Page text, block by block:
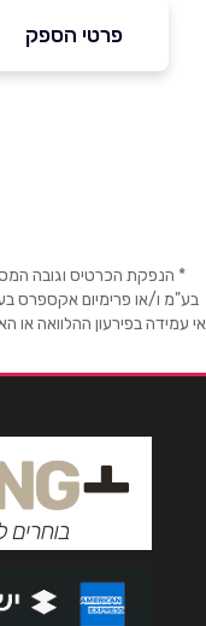
פרטי הספק
שם מלא*
נושא*
אנא חזרו אלי
הודעה*
* הנפקת הכרטיס וגובה
בע"מ ו/או פרימיום אקספרס
אי עמידה בפירעון ההלוואה או